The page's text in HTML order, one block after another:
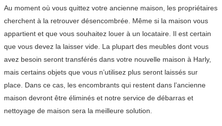
Au moment où vous quittez votre ancienne maison, les propriétaires
cherchent à la retrouver désencombrée. Même si la maison vous
appartient et que vous souhaitez louer à un locataire. Il est certain
que vous devez la laisser vide. La plupart des meubles dont vous
avez besoin seront transférés dans votre nouvelle maison à Harly,
mais certains objets que vous n’utilisez plus seront laissés sur
place. Dans ce cas, les encombrants qui restent dans l’ancienne
maison devront être éliminés et notre service de débarras et
nettoyage de maison sera la meilleure solution.